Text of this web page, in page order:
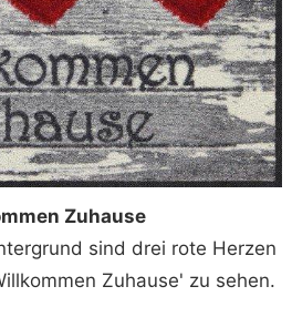
Zuhause
sind drei rote Herzen
Zuhause' zu sehen.